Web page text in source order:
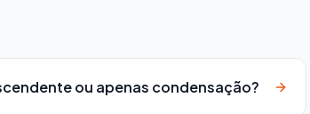
ou apenas condensação?